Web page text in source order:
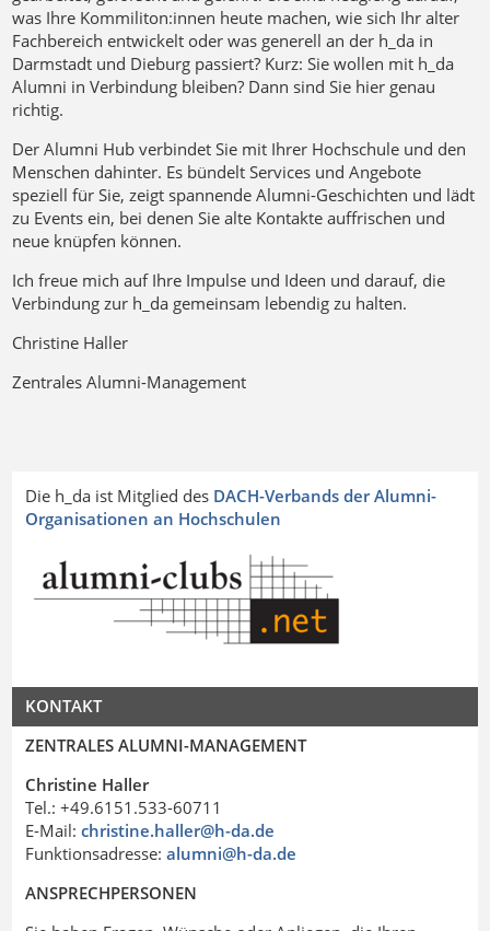
was Ihre Kommiliton:innen heute machen, wie sich Ihr alter
Fachbereich entwickelt oder was generell an der h_da in
Darmstadt und Dieburg passiert? Kurz: Sie wollen mit h_da
Alumni in Verbindung bleiben? Dann sind Sie hier genau
richtig.
Der Alumni Hub verbindet Sie mit Ihrer Hochschule und den
Menschen dahinter. Es bündelt Services und Angebote
speziell für Sie, zeigt spannende Alumni-Geschichten und lädt
zu Events ein, bei denen Sie alte Kontakte auffrischen und
neue knüpfen können.
Ich freue mich auf Ihre Impulse und Ideen und darauf, die
Verbindung zur h_da gemeinsam lebendig zu halten.
Christine Haller
Zentrales Alumni-Management
Die h_da ist Mitglied des DACH-Verbands der Alumni-
Organisationen an Hochschulen
alumni-clubs.net logo Banner
KONTAKT
ZENTRALES ALUMNI-MANAGEMENT
Christine Haller
Tel.: +49.6151.533-60711
E-Mail: christine.haller@h-da.de
Funktionsadresse: alumni@h-da.de
ANSPRECHPERSONEN